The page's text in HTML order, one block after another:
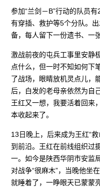
参加“兰剑－B”行动的队员
有穿插、救护等5个分队。
备，每人留下一份遗书、一
激战前夜的屯兵工事里安静
点什么，但一时不知如何下
了战场，眼睛放机灵点儿，
后，白发的老母亲依然为自
王红又一想，我要活着回来
本收起来了。
13日晚上，后来成为王红“
到前沿。王红在前线组织过
一。如今是陕西华阴市安监
对战争“很麻木”，当晚他坐
就睡着了，一睁眼天已蒙蒙亮